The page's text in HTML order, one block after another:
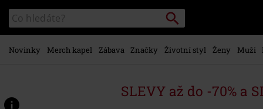
hlavnímu
obsahu
Katalog
vyhledávání
Vyhledávání
Novinky Merch kapel Zábava Značky Životní styl Ženy Muži
SLEVY až do -70% a